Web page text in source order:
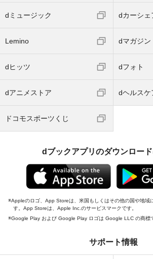
dミュージック dカーシェ
Lemino dマガジン
dヒッツ dフォト
dアニメストア dヘルスケ
ドコモスポーツくじ
dブックアプリのダウンロー
Appleのロゴ、App Storeは、米国もしくはその他の国や地域
す。App Storeは、Apple Inc.のサービスマークです。
Google Play および Google Play ロゴは Google LLC の商標
サポート情報